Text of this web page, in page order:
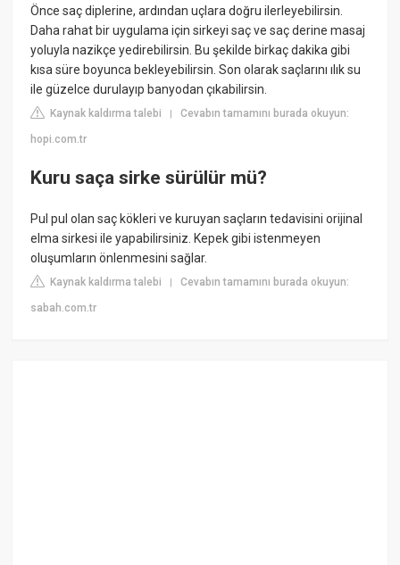
Önce saç diplerine, ardından uçlara doğru ilerleyebilirsin.
Daha rahat bir uygulama için sirkeyi saç ve saç derine masaj
yoluyla nazikçe yedirebilirsin. Bu şekilde birkaç dakika gibi
kısa süre boyunca bekleyebilirsin. Son olarak saçlarını ılık su
ile güzelce durulayıp banyodan çıkabilirsin.
Kaynak kaldırma talebi |Cevabın tamamını burada okuyun:
hopi.com.tr
Kuru saça sirke sürülür mü?
Pul pul olan saç kökleri ve kuruyan saçların tedavisini orijinal
elma sirkesi ile yapabilirsiniz. Kepek gibi istenmeyen
oluşumların önlenmesini sağlar.
Kaynak kaldırma talebi |Cevabın tamamını burada okuyun:
sabah.com.tr